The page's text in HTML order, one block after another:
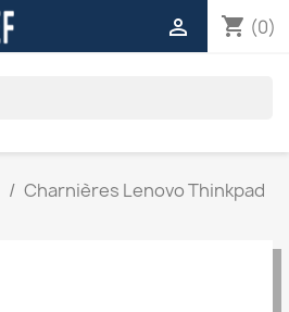
shopping_cart (0)

Charnières Lenovo Thinkpad